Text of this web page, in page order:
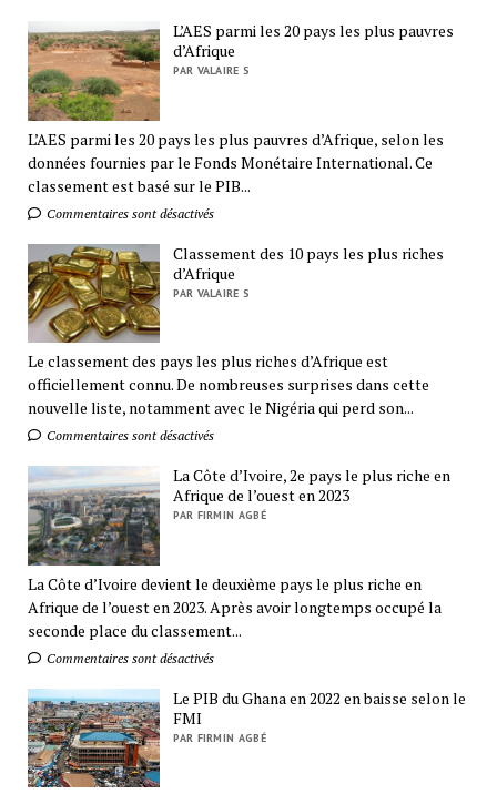
L’AES parmi les 20 pays les plus pauvres
d’Afrique
PAR VALAIRE S
L’AES parmi les 20 pays les plus pauvres d’Afrique, selon les
données fournies par le Fonds Monétaire International. Ce
classement est basé sur le PIB...
Commentaires sont désactivés
Classement des 10 pays les plus riches
d’Afrique
PAR VALAIRE S
Le classement des pays les plus riches d’Afrique est
officiellement connu. De nombreuses surprises dans cette
nouvelle liste, notamment avec le Nigéria qui perd son...
Commentaires sont désactivés
La Côte d’Ivoire, 2e pays le plus riche en
Afrique de l’ouest en 2023
PAR FIRMIN AGBÉ
La Côte d’Ivoire devient le deuxième pays le plus riche en
Afrique de l’ouest en 2023. Après avoir longtemps occupé la
seconde place du classement...
Commentaires sont désactivés
Le PIB du Ghana en 2022 en baisse selon le
FMI
PAR FIRMIN AGBÉ